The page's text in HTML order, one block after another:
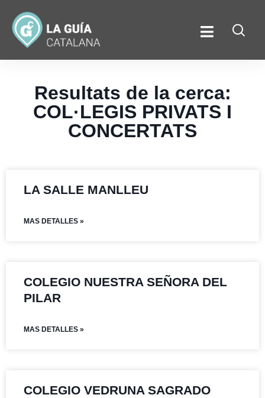
Resultats de la cerca:
COL·LEGIS PRIVATS I
CONCERTATS
LA SALLE MANLLEU
MAS DETALLES »
COLEGIO NUESTRA SEÑORA DEL
PILAR
MAS DETALLES »
COLEGIO VEDRUNA SAGRADO